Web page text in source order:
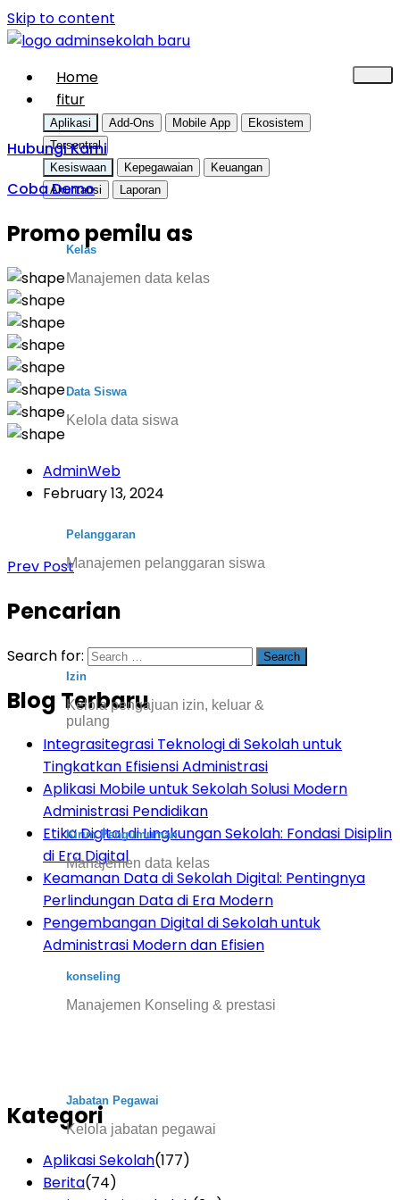
Skip to content
Home
fitur
Aplikasi Add-Ons Mobile App
Ekosistem
Tersentral
Kesiswaan
Kepegawaian
Keuangan
Akuntansi
Laporan
Kelas
Manajemen data kelas
Data Siswa
Kelola data siswa
Pelanggaran
Manajemen pelanggaran siswa
Izin
Kelola pengajuan izin, keluar &
pulang
Kirim Pengumuman
Manajemen data kelas
konseling
Manajemen Konseling & prestasi
Jabatan Pegawai
Kelola jabatan pegawai
Hubungi Kami
Coba Demo
Promo pemilu as
AdminWeb
February 13, 2024
Prev Post
Pencarian
Search for:
Blog Terbaru
Integrasitegrasi Teknologi di Sekolah untuk
Tingkatkan Efisiensi Administrasi
Aplikasi Mobile untuk Sekolah Solusi Modern
Administrasi Pendidikan
Etika Digital di Lingkungan Sekolah: Fondasi Disiplin
di Era Digital
Keamanan Data di Sekolah Digital: Pentingnya
Perlindungan Data di Era Modern
Pengembangan Digital di Sekolah untuk
Administrasi Modern dan Efisien
Kategori
Aplikasi Sekolah(177)
Berita(74)